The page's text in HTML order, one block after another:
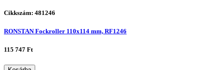
Cikkszám: 481246
RONSTAN Fockroller 110x114 mm, RF1246
115 747 Ft